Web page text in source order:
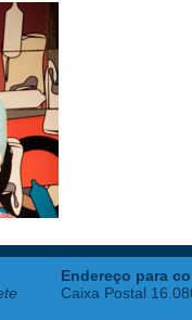
Endereço para
Caixa Postal